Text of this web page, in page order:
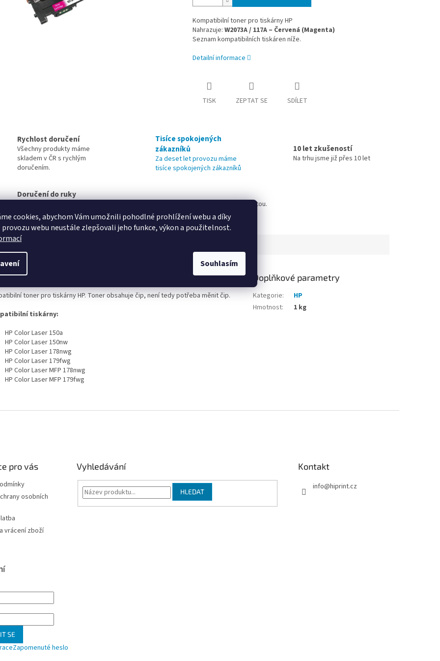
cookies, abychom Vám umožnili pohodlné prohlížení webu a díky
provozu webu neustále zlepšovali jeho funkce, výkon a použitelnost.
Souhlasím
Kompatibilní toner pro tiskárny HP
Nahrazuje: W2073A / 117A – Červená (Magenta)
Seznam kompatibilních tiskáren níže.
Detailní informace
TISK ZEPTAT SE SDÍLET
Rychlost doručení
Všechny produkty máme
skladem v ČR s rychlým
doručením.
Tisíce spokojených
zákazníků
Za deset let provozu máme
tisíce spokojených zákazníků
10 let zkušeností
Na trhu jsme již přes 10 let
Doručení do ruky
Doručujeme do ruky nebo i na výdejní místa. Platba dobírkou, převodem nebo kartou.
popis produktu
toner pro tiskárny HP. Toner obsahuje čip, není tedy potřeba měnit čip.
tiskárny:
HP Color Laser 150a
HP Color Laser 150nw
HP Color Laser 178nwg
HP Color Laser 179fwg
HP Color Laser MFP 178nwg
HP Color Laser MFP 179fwg
Doplňkové parametry
Kategorie:
HP
Hmotnost: 1 kg
pro vás
osobních
vrácení zboží
Vyhledávání
HLEDAT
Kontakt
info@hiprint.cz
SE
Zapomenuté heslo